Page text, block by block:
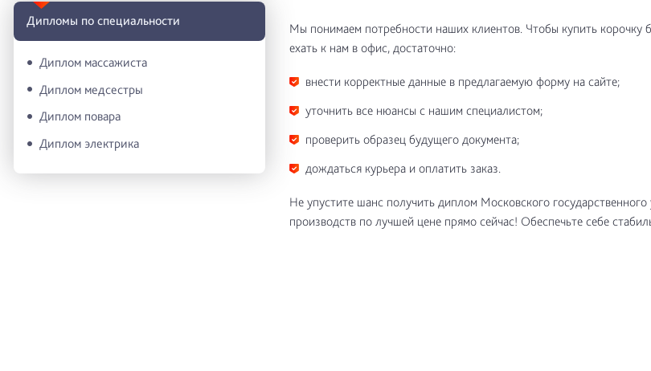
Дипломы по специальности
Диплом массажиста
Диплом медсестры
Диплом повара
Диплом электрика
Мы понимаем потребности наших клиентов. Чтобы купить корочку
ехать к нам в офис, достаточно:
внести корректные данные в предлагаемую форму на сайте;
уточнить все нюансы с нашим специалистом;
проверить образец будущего документа;
дождаться курьера и оплатить заказ.
Не упустите шанс получить диплом Московского
производств по лучшей цене прямо сейчас! Обеспечьте себе